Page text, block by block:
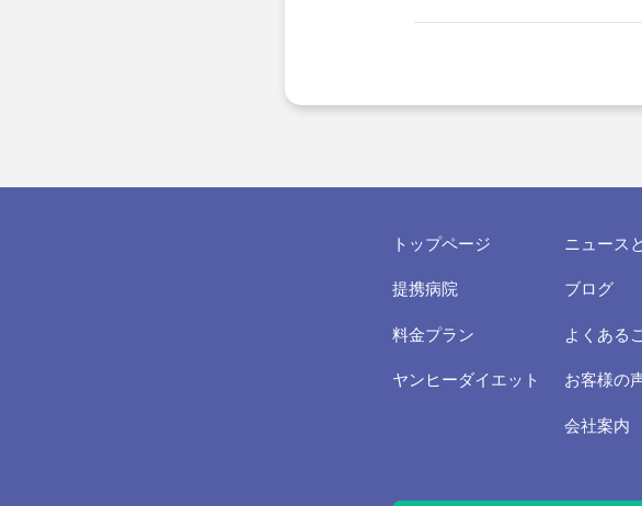
備・社員教育の徹底等の必要な
除き、個人情報を第三者に開示
開示することが必要である場合
個人情報の安全対策
当社は、個人情報の正確性及び
トップページ
提携病院
料金プラン
ヤンヒーダイエット
ニュース
ブログ
よくある
お客様の
会社案内